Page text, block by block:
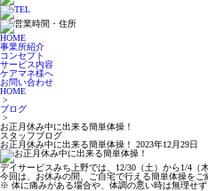
HOME
事業所紹介
コンセプト
サービス内容
ケアマネ様へ
お問い合わせ
HOME
>
ブログ
>
お正月休み中に出来る簡単体操！
スタッフブログ
お正月休み中に出来る簡単体操！
2023年12月29日
デイサービスみち上野では、12/30（土）から1/4（
今回は、お休みの間、ご自宅で行える簡単体操をご
※ 体に痛みがある場合や、体調の悪い時は無理せず